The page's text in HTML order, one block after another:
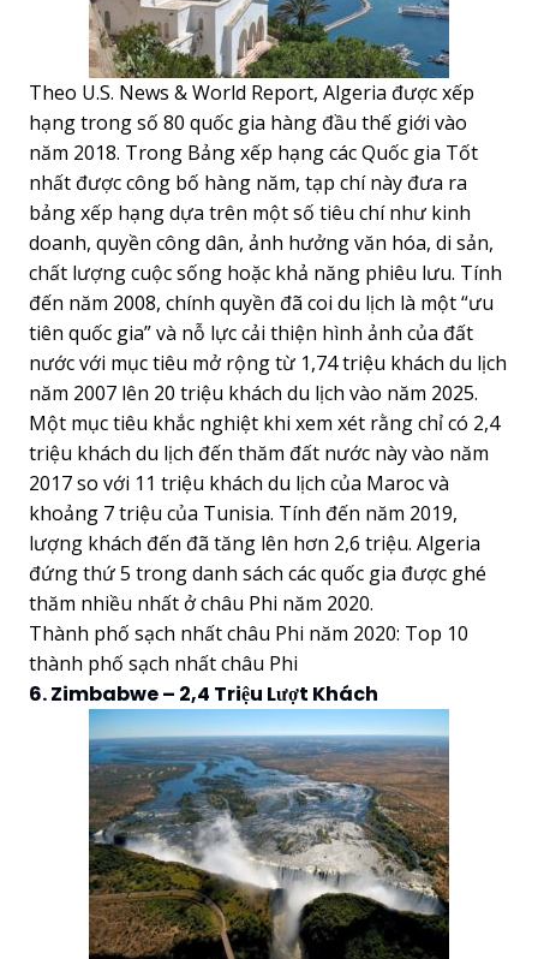
Theo U.S. News & World Report, Algeria được xếp
hạng trong số 80 quốc gia hàng đầu thế giới vào
năm 2018. Trong Bảng xếp hạng các Quốc gia Tốt
nhất được công bố hàng năm, tạp chí này đưa ra
bảng xếp hạng dựa trên một số tiêu chí như kinh
doanh, quyền công dân, ảnh hưởng văn hóa, di sản,
chất lượng cuộc sống hoặc khả năng phiêu lưu. Tính
đến năm 2008, chính quyền đã coi du lịch là một “ưu
tiên quốc gia” và nỗ lực cải thiện hình ảnh của đất
nước với mục tiêu mở rộng từ 1,74 triệu khách du lịch
năm 2007 lên 20 triệu khách du lịch vào năm 2025.
Một mục tiêu khắc nghiệt khi xem xét rằng chỉ có 2,4
triệu khách du lịch đến thăm đất nước này vào năm
2017 so với 11 triệu khách du lịch của Maroc và
khoảng 7 triệu của Tunisia. Tính đến năm 2019,
lượng khách đến đã tăng lên hơn 2,6 triệu. Algeria
đứng thứ 5 trong danh sách các quốc gia được ghé
thăm nhiều nhất ở châu Phi năm 2020.
Thành phố sạch nhất châu Phi năm 2020: Top 10
thành phố sạch nhất châu Phi
6. Zimbabwe – 2,4 Triệu Lượt Khách